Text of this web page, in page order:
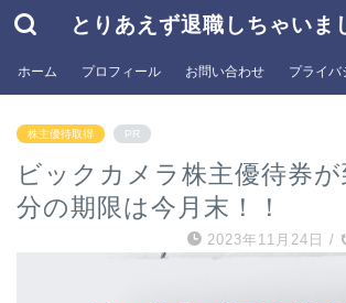
とりあえず退職しちゃいま
ホーム プロフィール お問い合わせ プライバ
株主優待取得 PR
ビックカメラ株主優待券が
分の期限は今月末！！
2023年11月24日 /